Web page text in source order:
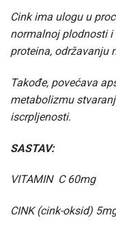
Cink ima ulogu u
normalnoj plodnosti i
proteina, održavanju
Takođe, povećava
metabolizmu
iscrpljenosti.
SASTAV:
VITAMIN C 60mg
CINK (cink-oksid)